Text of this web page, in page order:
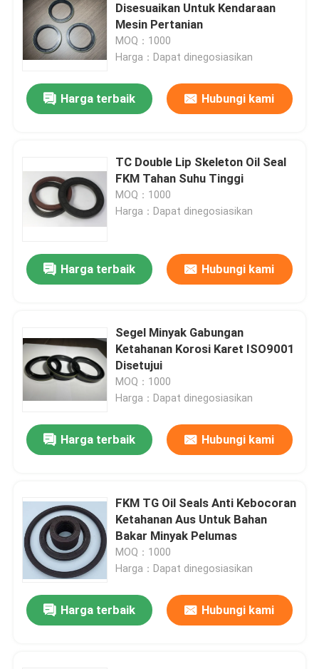
Video
Wisata pabrik
Hubungi kami
Berita
karet o cincin
Cincin NBR O
Cincin FKM O
Cincin O silikon
EPDM O Rings
Segel Walform
Disesuaikan Untuk Kendaraan
Mesin Pertanian
MOQ：1000
Harga：Dapat dinegosiasikan
Harga terbaik Hubungi kami
TC Double Lip Skeleton Oil Seal
FKM Tahan Suhu Tinggi
MOQ：1000
Harga：Dapat dinegosiasikan
Harga terbaik Hubungi kami
Segel Minyak Gabungan
Ketahanan Korosi Karet ISO9001
Disetujui
MOQ：1000
Harga：Dapat dinegosiasikan
Harga terbaik Hubungi kami
FKM TG Oil Seals Anti Kebocoran
Ketahanan Aus Untuk Bahan
Bakar Minyak Pelumas
MOQ：1000
Harga：Dapat dinegosiasikan
Harga terbaik Hubungi kami